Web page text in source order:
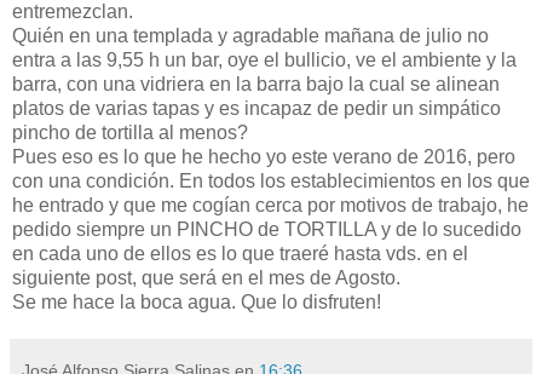
entremezclan.
Quién en una templada y agradable mañana de julio no
entra a las 9,55 h un bar, oye el bullicio, ve el ambiente y la
barra, con una vidriera en la barra bajo la cual se alinean
platos de varias tapas y es incapaz de pedir un simpático
pincho de tortilla al menos?
Pues eso es lo que he hecho yo este verano de 2016, pero
con una condición. En todos los establecimientos en los que
he entrado y que me cogían cerca por motivos de trabajo, he
pedido siempre un PINCHO de TORTILLA y de lo sucedido
en cada uno de ellos es lo que traeré hasta vds. en el
siguiente post, que será en el mes de Agosto.
Se me hace la boca agua. Que lo disfruten!